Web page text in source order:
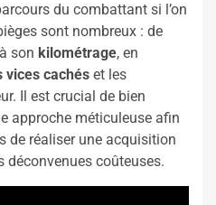
du combattant si l’on
sont nombreux : de
son kilométrage, en
vices cachés et les
Il est crucial de bien
approche méticuleuse afin
de réaliser une acquisition
déconvenues coûteuses.